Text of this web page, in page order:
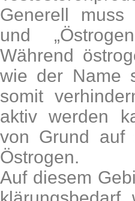
Generell muss
und
Während
wie der Name
somit
aktiv werden
von Grund auf
Östrogen.
Auf diesem